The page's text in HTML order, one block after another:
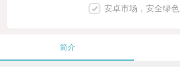
安卓市场，安全绿色
简介